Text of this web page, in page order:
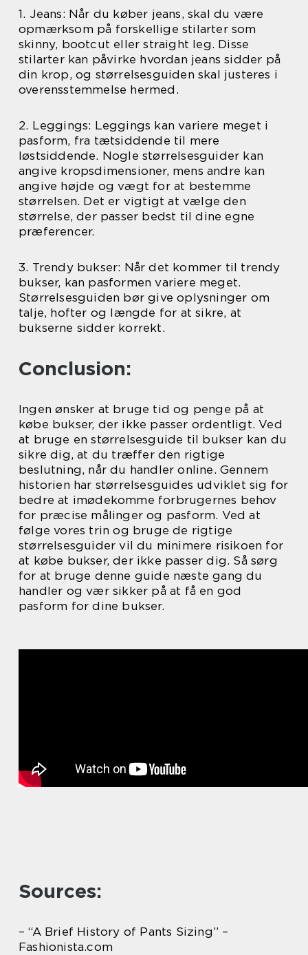
1. Jeans: Når du køber jeans, skal du være
opmærksom på forskellige stilarter som
skinny, bootcut eller straight leg. Disse
stilarter kan påvirke hvordan jeans sidder på
din krop, og størrelsesguiden skal justeres i
overensstemmelse hermed.
2. Leggings: Leggings kan variere meget i
pasform, fra tætsiddende til mere
løstsiddende. Nogle størrelsesguider kan
angive kropsdimensioner, mens andre kan
angive højde og vægt for at bestemme
størrelsen. Det er vigtigt at vælge den
størrelse, der passer bedst til dine egne
præferencer.
3. Trendy bukser: Når det kommer til trendy
bukser, kan pasformen variere meget.
Størrelsesguiden bør give oplysninger om
talje, hofter og længde for at sikre, at
bukserne sidder korrekt.
Conclusion:
Ingen ønsker at bruge tid og penge på at
købe bukser, der ikke passer ordentligt. Ved
at bruge en størrelsesguide til bukser kan du
sikre dig, at du træffer den rigtige
beslutning, når du handler online. Gennem
historien har størrelsesguides udviklet sig for
bedre at imødekomme forbrugernes behov
for præcise målinger og pasform. Ved at
følge vores trin og bruge de rigtige
størrelsesguider vil du minimere risikoen for
at købe bukser, der ikke passer dig. Så sørg
for at bruge denne guide næste gang du
handler og vær sikker på at få en god
pasform for dine bukser.
Sources:
– “A Brief History of Pants Sizing” –
Fashionista.com